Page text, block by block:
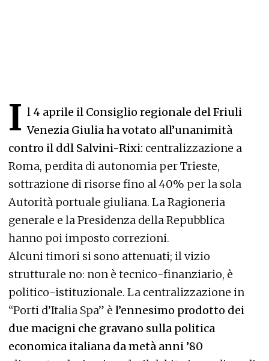
I l 4 aprile il Consiglio regionale del Friuli
Venezia Giulia ha votato all’unanimità
contro il ddl Salvini-Rixi: centralizzazione a
Roma, perdita di autonomia per Trieste,
sottrazione di risorse fino al 40% per la sola
Autorità portuale giuliana. La Ragioneria
generale e la Presidenza della Repubblica
hanno poi imposto correzioni.
Alcuni timori si sono attenuati; il vizio
strutturale no: non è tecnico-finanziario, è
politico-istituzionale. La centralizzazione in
“Porti d’Italia Spa” è l’ennesimo prodotto dei
due macigni che gravano sulla politica
economica italiana da metà anni ’80